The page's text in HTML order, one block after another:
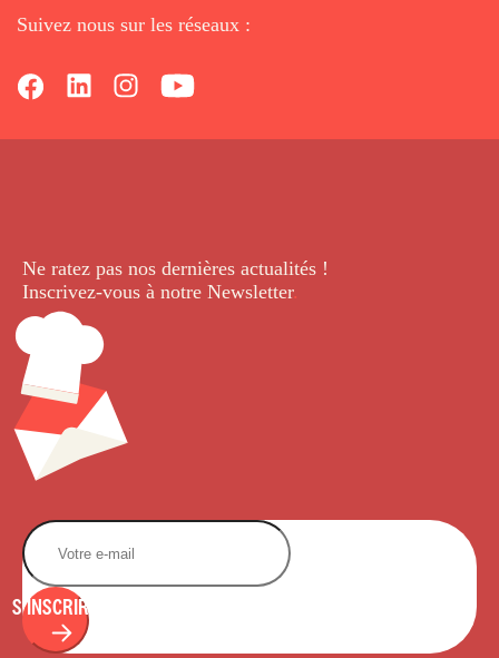
Suivez nous sur les réseaux :
Ne ratez pas nos dernières actualités !
Inscrivez-vous à notre Newsletter.
S'INSCRIRE